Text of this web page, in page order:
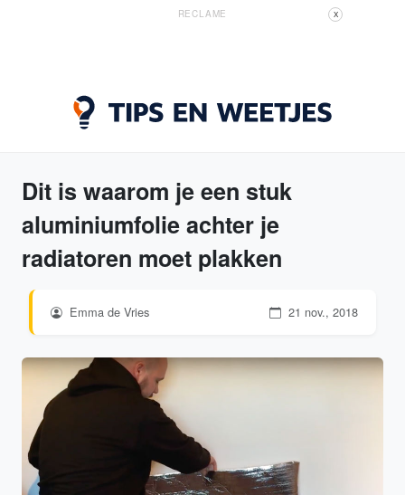
RECLAME X
Dit is waarom je een stuk
aluminiumfolie achter je
radiatoren moet plakken
Emma de Vries 21 nov., 2018